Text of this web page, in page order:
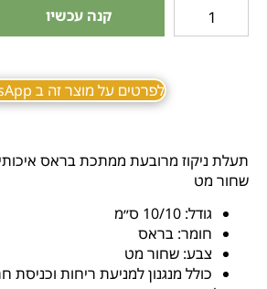
קנה עכשיו
לפרטים על מוצר זה ב WhatsApp
תעלת ניקוז מרובעת ממתכת בראס
שחור מט
גודל: 10/10 ס״מ
חומר: בראס
צבע: שחור מט
כולל מנגנון למניעת ריחות וכניסת